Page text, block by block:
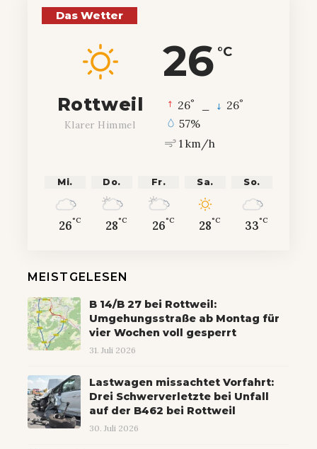
Das Wetter
26 °C
Rottweil
Klarer Himmel
26° 26°
57%
1 km/h
Mi.
26°C
Do.
28°C
Fr.
26°C
Sa.
28°C
So.
33°C
MEISTGELESEN
B 14/B 27 bei Rottweil:
Umgehungsstraße ab Montag für
vier Wochen voll gesperrt
31. Juli 2026
Lastwagen missachtet Vorfahrt:
Drei Schwerverletzte bei Unfall
auf der B462 bei Rottweil
30. Juli 2026